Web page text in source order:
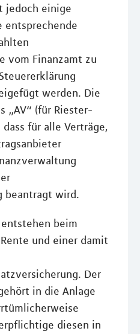
jedoch einige
entsprechende
vom Finanzamt zu
werden. Die
„AV“ (für Riester-
für alle Verträge,
beantragt wird.
beim
und einer damit
Der
in die Anlage
diesen in